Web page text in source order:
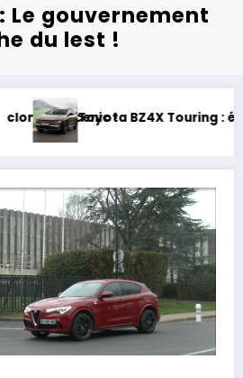
Le gouvernement
du lest !
Touring : électrique et baroudeur !